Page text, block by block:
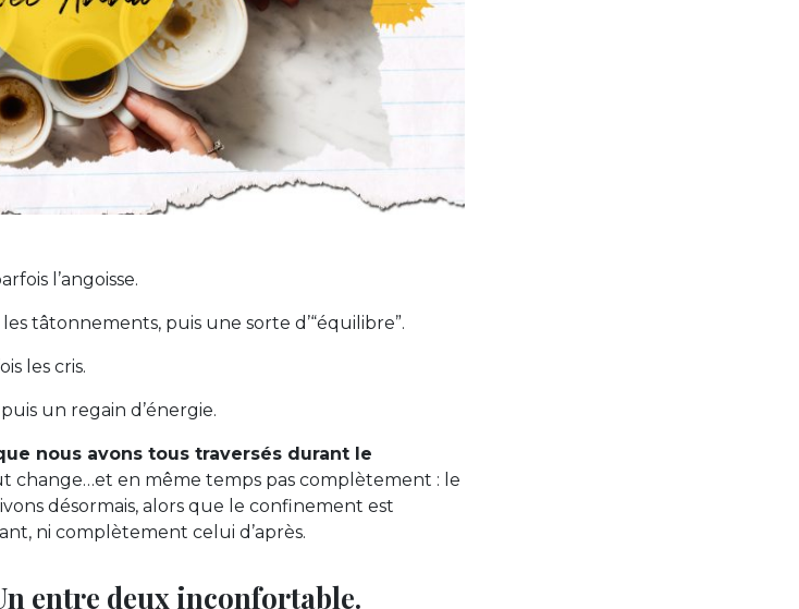
l’angoisse.
tâtonnements, puis une sorte d’“équilibre”.
les cris.
un regain d’énergie.
nous avons tous traversés durant le
change…et en même temps pas complètement : le
désormais, alors que le confinement est
ni complètement celui d’après.
entre deux inconfortable.